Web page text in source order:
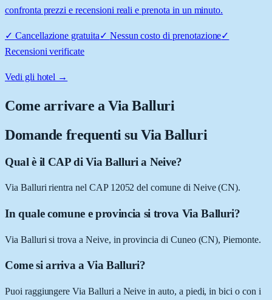
confronta prezzi e recensioni reali e prenota in un minuto.
✓ Cancellazione gratuita✓ Nessun costo di prenotazione✓
Recensioni verificate
Vedi gli hotel →
Come arrivare aVia Balluri
Domande frequenti su Via Balluri
Qual è il CAP di Via Balluri a Neive?
Via Balluri rientra nel CAP 12052 del comune di Neive (CN).
In quale comune e provincia si trova Via Balluri?
Via Balluri si trova a Neive, in provincia di Cuneo (CN), Piemonte.
Come si arriva a Via Balluri?
Puoi raggiungere Via Balluri a Neive in auto, a piedi, in bici o con i